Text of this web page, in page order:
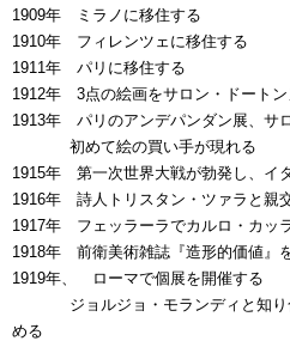
1909年 ミラノに移住する
1910年 フィレンツェに移住する
1911年 パリに移住する
1912年 3点の絵画をサロン・ドートン
1913年 パリのアンデパンダン展、サ
初めて絵の買い手が現れる
1915年 第一次世界大戦が勃発し、イ
1916年 詩人トリスタン・ツァラと親
1917年 フェッラーラでカルロ・カッ
1918年 前衛美術雑誌『造形的価値』
1919年、 ローマで個展を開催する
ジョルジョ・モランディと知
める